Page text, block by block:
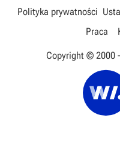
Polityka prywatności
Praca
Copyright © 2000 -